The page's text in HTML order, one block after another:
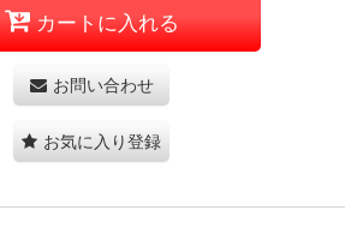
カートに入れる
お問い合わせ
お気に入り登録